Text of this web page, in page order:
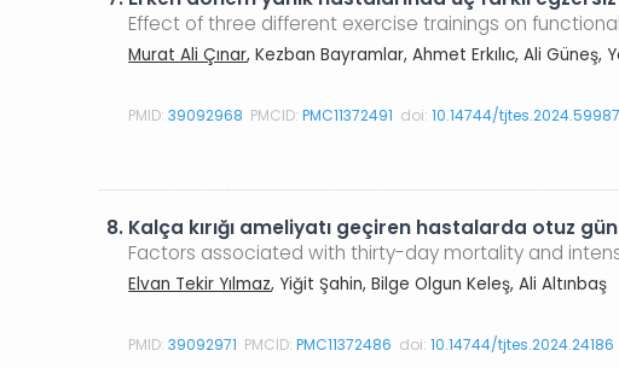
Effect of three different exercise trainings on
Murat Ali Çınar, Kezban Bayramlar, Ahmet Erkılıc, Ali Güneş,
PMID:39092968 PMCID:PMC11372491 doi:10.14744/tjtes.2024.59987
8. Kalça kırığı ameliyatı geçiren hastalarda otuz
Factors associated with thirty-day mortality and
Elvan Tekir Yılmaz, Yiğit Şahin, Bilge Olgun Keleş, Ali Altınbaş
PMID:39092971 PMCID:PMC11372486 doi:10.14744/tjtes.2024.24186